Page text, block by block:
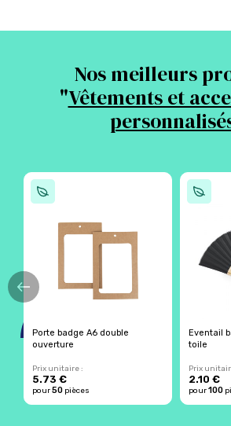
Nos meilleurs
"Vêtements et
Porte badge A6 double
ouverture
Prix unitaire :
5.73 €
pour50 pièces
Eventail
toile
Prix
2.10 €
pour100